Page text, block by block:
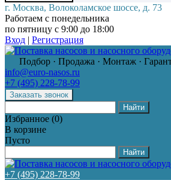
г. Москва, Волоколамское шоссе, д. 73
Работаем с понедельника
по пятницу с 9:00 до 18:00
Вход | Регистрация
Подбор · Продажа · Монтаж ·
info@euro-nasos.ru
+7 (495) 228-78-99
Избранное (0)
В корзине
Пусто
+7 (495) 228-78-99